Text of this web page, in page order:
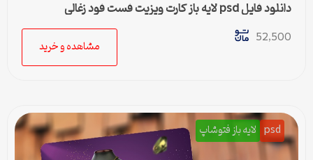
دانلود فایل psd لایه باز کارت ویزیت فست فود زغالی
52,500
مشاهده و خرید
psd لایه باز فتوشاپ